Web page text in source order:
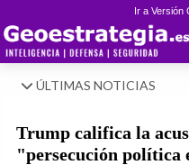
Ir a Versión
ÚLTIMAS NOTICIAS
Trump califica la
"persecución política